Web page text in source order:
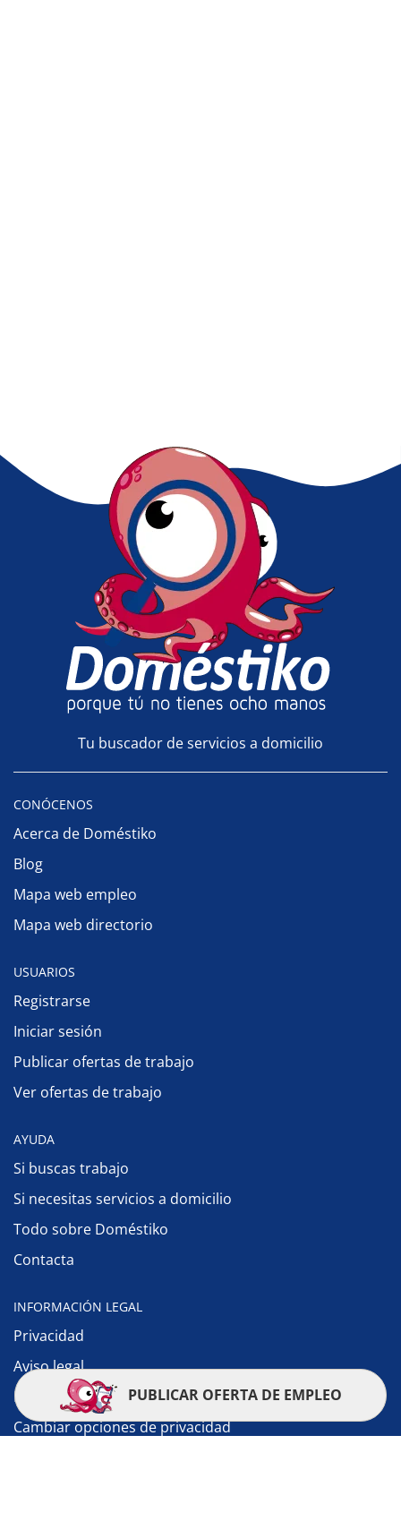
Tu buscador de servicios a domicilio
CONÓCENOS
Acerca de Doméstiko
Blog
Mapa web empleo
Mapa web directorio
USUARIOS
Registrarse
Iniciar sesión
Publicar ofertas de trabajo
Ver ofertas de trabajo
AYUDA
Si buscas trabajo
Si necesitas servicios a domicilio
Todo sobre Doméstiko
Contacta
INFORMACIÓN LEGAL
Privacidad
Aviso legal
Política de cookies
Cambiar opciones de privacidad
PUBLICAR OFERTA DE EMPLEO